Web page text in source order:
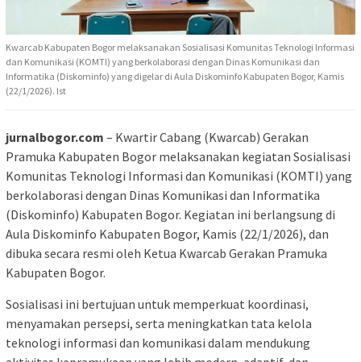
Kwarcab Kabupaten Bogor melaksanakan Sosialisasi Komunitas Teknologi Informasi
dan Komunikasi (KOMTI) yang berkolaborasi dengan Dinas Komunikasi dan
Informatika (Diskominfo) yang digelar di Aula Diskominfo Kabupaten Bogor, Kamis
(22/1/2026). Ist
jurnalbogor.com – Kwartir Cabang (Kwarcab) Gerakan
Pramuka Kabupaten Bogor melaksanakan kegiatan Sosialisasi
Komunitas Teknologi Informasi dan Komunikasi (KOMTI) yang
berkolaborasi dengan Dinas Komunikasi dan Informatika
(Diskominfo) Kabupaten Bogor. Kegiatan ini berlangsung di
Aula Diskominfo Kabupaten Bogor, Kamis (22/1/2026), dan
dibuka secara resmi oleh Ketua Kwarcab Gerakan Pramuka
Kabupaten Bogor.
Sosialisasi ini bertujuan untuk memperkuat koordinasi,
menyamakan persepsi, serta meningkatkan tata kelola
teknologi informasi dan komunikasi dalam mendukung